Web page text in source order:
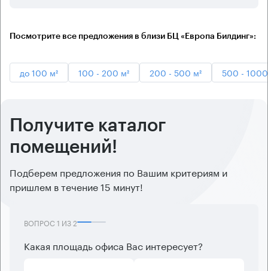
Посмотрите все предложения в близи БЦ «Европа Билдинг»:
до 100 м² 100 - 200 м² 200 - 500 м² 500 -
Получите каталог
помещений!
Подберем предложения по Вашим критериям и
пришлем в течение 15 минут!
ВОПРОС 1 ИЗ2
Какая площадь офиса Вас интересует?